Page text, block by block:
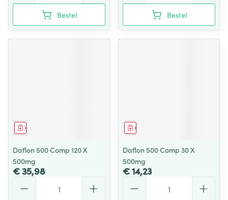
Bestel Bestel
Geneesmiddel
Daflon 500 Comp 120 X
500mg
€ 35,98
Geneesmiddel
Daflon 500 Comp 30 X
500mg
€ 14,23